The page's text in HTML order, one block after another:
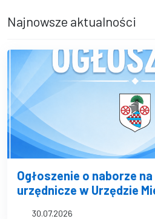
Najnowsze aktualności
Ogłoszenie o naborze
urzędnicze w Urzędzie
30.07.2026